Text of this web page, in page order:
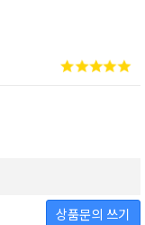
상품문의 쓰기